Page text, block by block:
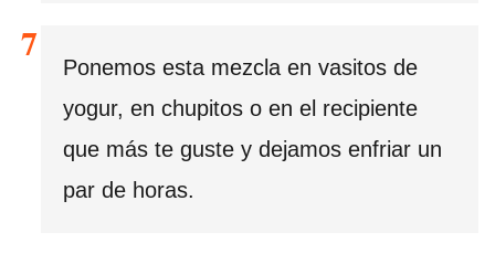
Ponemos esta mezcla en vasitos de
yogur, en chupitos o en el recipiente
que más te guste y dejamos enfriar un
par de horas.